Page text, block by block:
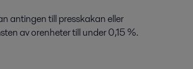
antingen till presskakan eller
av orenheter till under 0,15 %.